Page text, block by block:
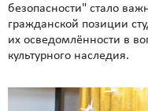
безопасности" стало
гражданской позиции
их осведомлённости в
культурного наследия.